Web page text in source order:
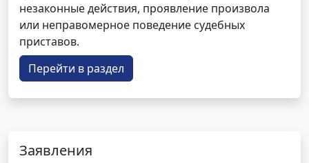
незаконные действия, проявление произвола
или неправомерное поведение судебных
приставов.
Перейти в раздел
Заявления